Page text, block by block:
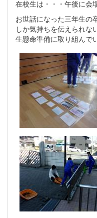
在校生は・・・午後に会
お世話になった三年生の
しか気持ちを伝えられな
生懸命準備に取り組んで